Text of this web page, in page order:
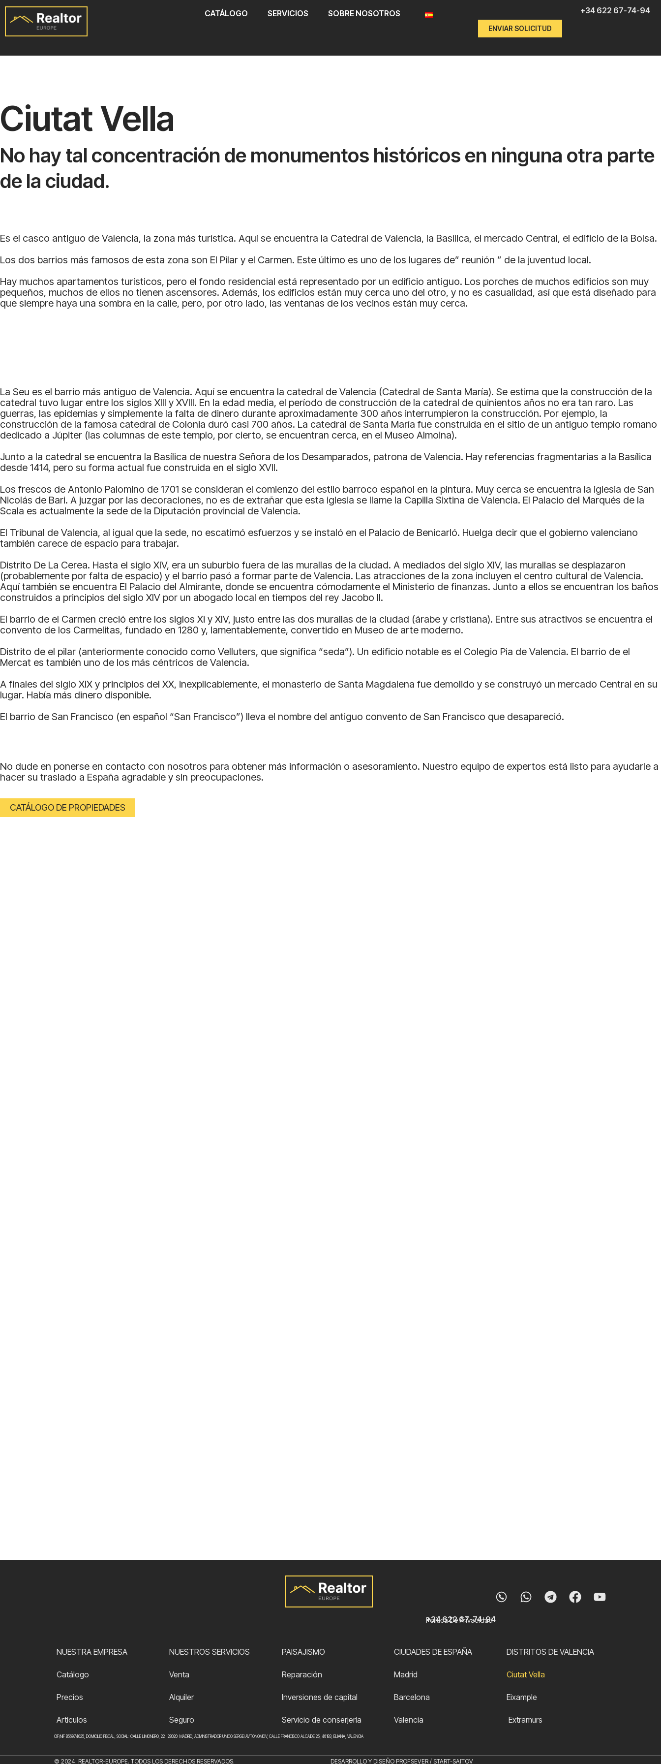
Ir
al
contenido
CATÁLOGO SERVICIOS SOBRE NOSOTROS
ENVIAR SOLICITUD
+34 622 67-74-94
Ciutat Vella
No hay tal concentración de monumentos históricos en ninguna otra parte
de la ciudad.
Es el casco antiguo de Valencia, la zona más turística. Aquí se encuentra la Catedral de Valencia, la Basílica, el mercado Central, el edificio de la Bolsa.
Los dos barrios más famosos de esta zona son El Pilar y el Carmen. Este último es uno de los lugares de” reunión ” de la juventud local.
Hay muchos apartamentos turísticos, pero el fondo residencial está representado por un edificio antiguo. Los porches de muchos edificios son muy
pequeños, muchos de ellos no tienen ascensores. Además, los edificios están muy cerca uno del otro, y no es casualidad, así que está diseñado para
que siempre haya una sombra en la calle, pero, por otro lado, las ventanas de los vecinos están muy cerca.
La Seu es el barrio más antiguo de Valencia. Aquí se encuentra la catedral de Valencia (Catedral de Santa María). Se estima que la construcción de la
catedral tuvo lugar entre los siglos XIII y XVIII. En la edad media, el período de construcción de la catedral de quinientos años no era tan raro. Las
guerras, las epidemias y simplemente la falta de dinero durante aproximadamente 300 años interrumpieron la construcción. Por ejemplo, la
construcción de la famosa catedral de Colonia duró casi 700 años. La catedral de Santa María fue construida en el sitio de un antiguo templo romano
dedicado a Júpiter (las columnas de este templo, por cierto, se encuentran cerca, en el Museo Almoina).
Junto a la catedral se encuentra la Basílica de nuestra Señora de los Desamparados, patrona de Valencia. Hay referencias fragmentarias a la Basílica
desde 1414, pero su forma actual fue construida en el siglo XVII.
Los frescos de Antonio Palomino de 1701 se consideran el comienzo del estilo barroco español en la pintura. Muy cerca se encuentra la iglesia de San
Nicolás de Bari. A juzgar por las decoraciones, no es de extrañar que esta iglesia se llame la Capilla Sixtina de Valencia. El Palacio del Marqués de la
Scala es actualmente la sede de la Diputación provincial de Valencia.
El Tribunal de Valencia, al igual que la sede, no escatimó esfuerzos y se instaló en el Palacio de Benicarló. Huelga decir que el gobierno valenciano
también carece de espacio para trabajar.
Distrito De La Cerea. Hasta el siglo XIV, era un suburbio fuera de las murallas de la ciudad. A mediados del siglo XIV, las murallas se desplazaron
(probablemente por falta de espacio) y el barrio pasó a formar parte de Valencia. Las atracciones de la zona incluyen el centro cultural de Valencia.
Aquí también se encuentra El Palacio del Almirante, donde se encuentra cómodamente el Ministerio de finanzas. Junto a ellos se encuentran los baños
construidos a principios del siglo XIV por un abogado local en tiempos del rey Jacobo II.
El barrio de el Carmen creció entre los siglos Xi y XIV, justo entre las dos murallas de la ciudad (árabe y cristiana). Entre sus atractivos se encuentra el
convento de los Carmelitas, fundado en 1280 y, lamentablemente, convertido en Museo de arte moderno.
Distrito de el pilar (anteriormente conocido como Velluters, que significa “seda”). Un edificio notable es el Colegio Pia de Valencia. El barrio de el
Mercat es también uno de los más céntricos de Valencia.
A finales del siglo XIX y principios del XX, inexplicablemente, el monasterio de Santa Magdalena fue demolido y se construyó un mercado Central en su
lugar. Había más dinero disponible.
El barrio de San Francisco (en español “San Francisco”) lleva el nombre del antiguo convento de San Francisco que desapareció.
No dude en ponerse en contacto con nosotros para obtener más información o asesoramiento. Nuestro equipo de expertos está listo para ayudarle a
hacer su traslado a España agradable y sin preocupaciones.
CATÁLOGO DE PROPIEDADES
+34 622 67-74-94
Política De Privacidad
NUESTRA EMPRESA
Catálogo
Precios
Artículos
NUESTROS SERVICIOS
Venta
Alquiler
Seguro
PAISAJISMO
Reparación
Inversiones de capital
Servicio de conserjería
CIUDADES DE ESPAÑA
Madrid
Barcelona
Valencia
DISTRITOS DE VALENCIA
Ciutat Vella
Eixample
Extramurs
CIF/NIF B56974025, DOMICILIO FISCAL, SOCIAL: CALLE LIMONERO, 22 28020 MADRID, ADMINISTRADOR UNICO SERGEI AVTONOMOV, CALLE FRANCISCO ALCAIDE 25, 46183, ELIANA, VALENCIA
© 2024. REALTOR-EUROPE. TODOS LOS DERECHOS RESERVADOS. DESARROLLO Y DISEÑO PROFSEVER / START-SAITOV